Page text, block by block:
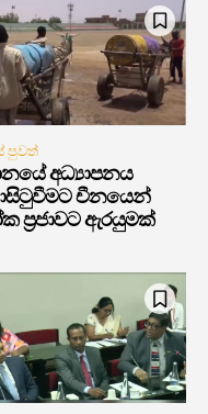
පුවත්
අධ්‍යාපනය
චීනයෙන්
ප්‍රජාවට ඇරයුමක්